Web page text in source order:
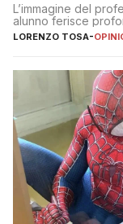
L’immagine del
alunno ferisce
LORENZO TOSA-